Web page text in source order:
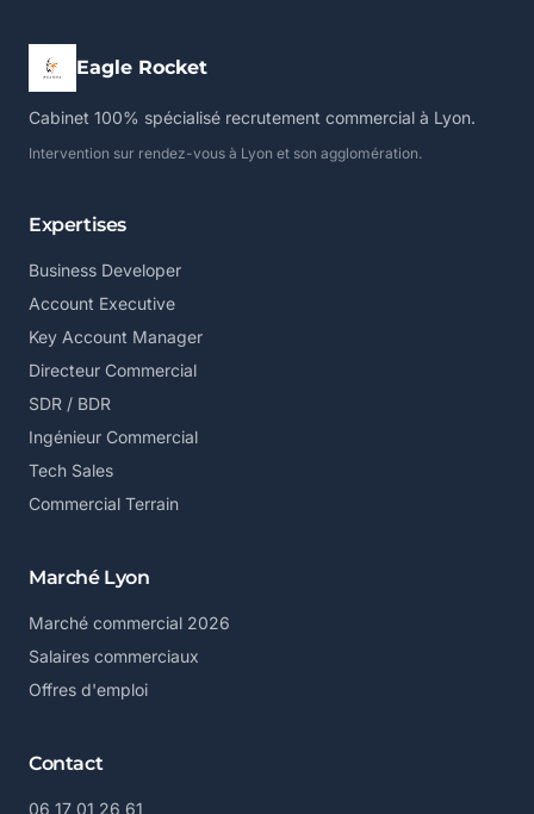
Eagle Rocket
Cabinet 100% spécialisé recrutement commercial à Lyon.
Intervention sur rendez-vous à Lyon et son agglomération.
Expertises
Business Developer
Account Executive
Key Account Manager
Directeur Commercial
SDR / BDR
Ingénieur Commercial
Tech Sales
Commercial Terrain
Marché Lyon
Marché commercial 2026
Salaires commerciaux
Offres d'emploi
Contact
06 17 01 26 61